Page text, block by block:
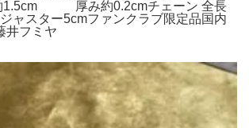
厚み約0.2cmチェーン 全長
ター5cmファンクラブ限定品国内
井フミヤ